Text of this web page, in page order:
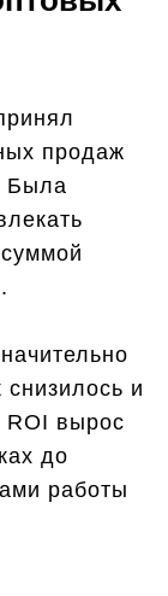
продаж
Была
снизилось и
ROI вырос
до
работы